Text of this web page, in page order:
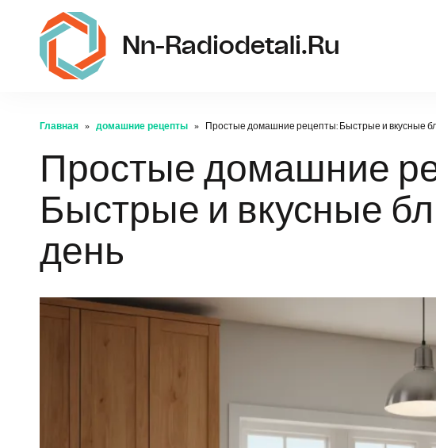
Nn-Radiodetali.ru
Главная домашние рецепты Простые домашние рецепты: Быстрые и вкусные
Простые домашние
Быстрые и вкусные
день